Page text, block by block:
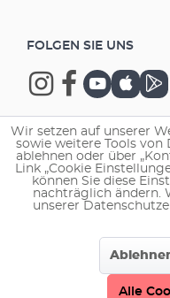
FOLGEN SIE UNS
Copyright © 2026 EHEIM
Wir setzen auf unserer
sowie weitere Tools von
ablehnen oder über
Link „Cookie
können Sie diese
nachträglich ändern.
unserer
Alle